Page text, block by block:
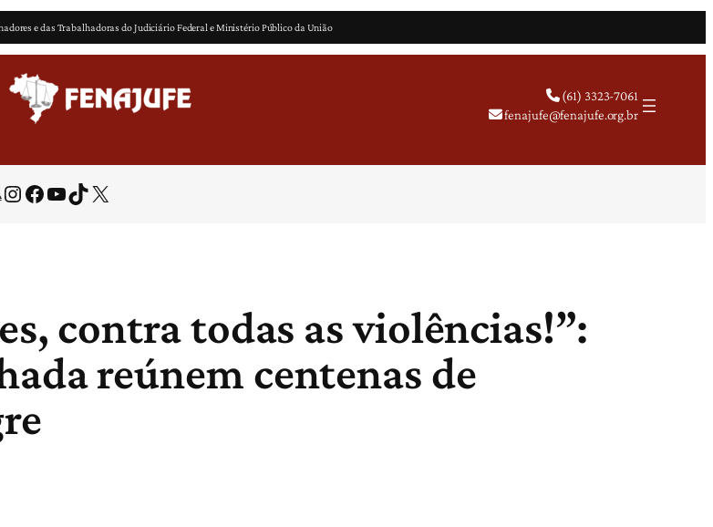
e das Trabalhadoras do Judiciário Federal e Ministério Público da União
(61) 3323-7061
fenajufe@fenajufe.org.br
Instagram Facebook Youtube TikTok X
contra todas as violências!”:
reúnem centenas de